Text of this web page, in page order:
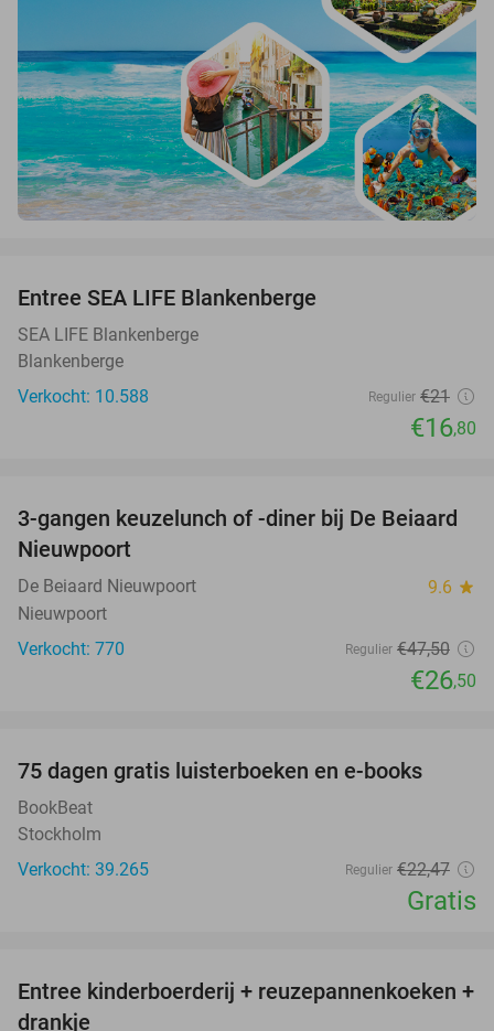
Entree SEA LIFE Blankenberge
SEA LIFE Blankenberge
Blankenberge
Verkocht: 10.588
Regulier €21
€16,80
44%
3-gangen keuzelunch of -diner bij De Beiaard
Nieuwpoort
De Beiaard Nieuwpoort 9.6 star
Nieuwpoort
Verkocht: 770
Regulier €47,50
€26,50
75 dagen gratis luisterboeken en e-books
BookBeat
Stockholm
Verkocht: 39.265
Regulier €22,47
Gratis
30%
Entree kinderboerderij + reuzepannenkoeken +
drankje